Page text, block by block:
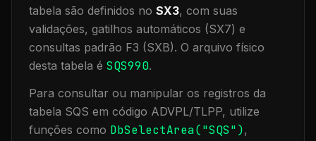
tabela são definidos no SX3, com suas
validações, gatilhos automáticos (SX7) e
consultas padrão F3 (SXB). O arquivo físico
desta tabela é SQS990.
Para consultar ou manipular os registros da
tabela SQS em código ADVPL/TLPP, utilize
funções como DbSelectArea("SQS"),